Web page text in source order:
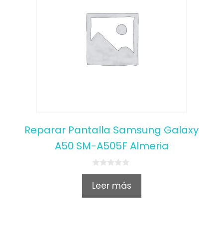
Reparar Pantalla Samsung Galaxy
A50 SM-A505F Almeria
0
u
Leer más